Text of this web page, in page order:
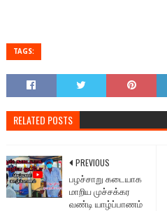
TAGS:
RELATED POSTS
PREVIOUS
பழச்சாறு கடையாக
மாறிய முச்சக்கர
வண்டி யாழ்ப்பாணம்